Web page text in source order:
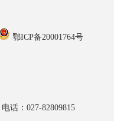
鄂ICP备20001764号
话：027-82809815